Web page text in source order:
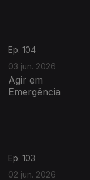
Ep. 104
03 jun. 2026
Agir em
Emergência
Ep. 103
02 jun. 2026